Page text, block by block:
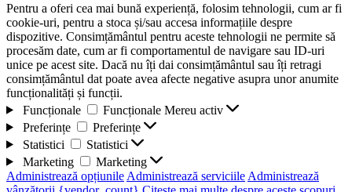
Pentru a oferi cea mai bună experiență, folosim tehnologii, cum ar fi
cookie-uri, pentru a stoca și/sau accesa informațiile despre
dispozitive. Consimțământul pentru aceste tehnologii ne permite să
procesăm date, cum ar fi comportamentul de navigare sau ID-uri
unice pe acest site. Dacă nu îți dai consimțământul sau îți retragi
consimțământul dat poate avea afecte negative asupra unor anumite
funcționalități și funcții.
Funcționale
Funcționale Mereu activ
Preferințe
Preferințe
Statistici
Statistici
Marketing
Marketing
Administrează opțiunile Administrează serviciile Administrează